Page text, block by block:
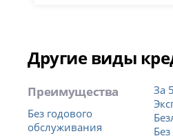
Другие виды
Преимущества
Без годового
обслуживания
За